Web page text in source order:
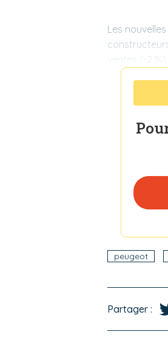
Les
ventes (-2
peugeot
Partager :